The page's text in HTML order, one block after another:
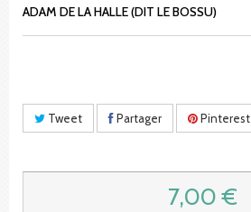
ADAM DE LA HALLE (DIT LE BOSSU)
Tweet Partager Pinterest
7,00 €